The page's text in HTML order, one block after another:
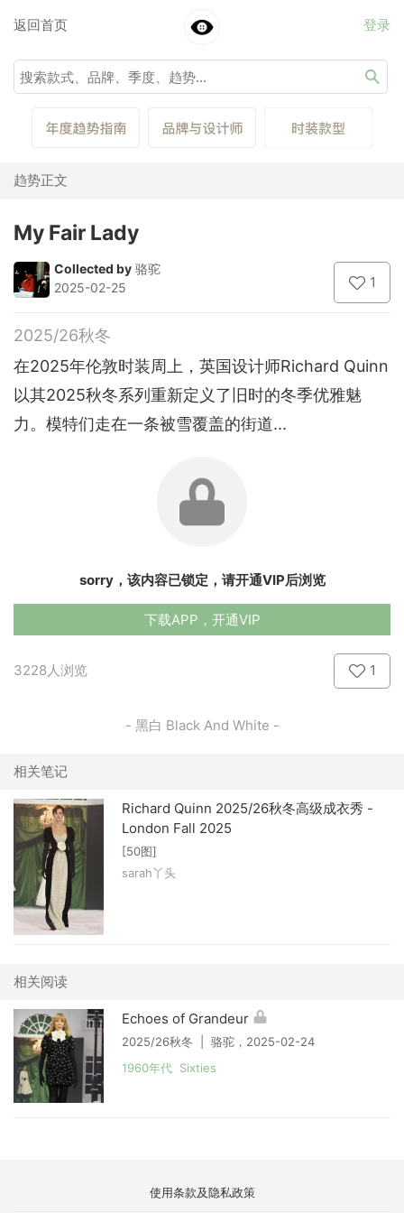
返回首页 登录
趋势正文
My Fair Lady
Collected by 骆驼
2025-02-25
1
2025/26秋冬
在2025年伦敦时装周上，英国设计师Richard Quinn
以其2025秋冬系列重新定义了旧时的冬季优雅魅
力。模特们走在一条被雪覆盖的街道...
sorry，该内容已锁定，请开通VIP后浏览
下载APP，开通VIP
3228人浏览 1
- 黑白 Black And White -
相关笔记
Richard Quinn 2025/26秋冬高级成衣秀 -
London Fall 2025
[50图]
sarah丫头
相关阅读
Echoes of Grandeur
2025/26秋冬 | 骆驼，2025-02-24
1960年代 Sixties
使用条款及隐私政策